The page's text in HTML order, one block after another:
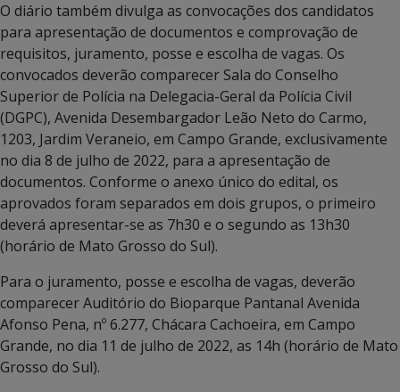
O diário também divulga as convocações dos candidatos
para apresentação de documentos e comprovação de
requisitos, juramento, posse e escolha de vagas. Os
convocados deverão comparecer Sala do Conselho
Superior de Polícia na Delegacia-Geral da Polícia Civil
(DGPC), Avenida Desembargador Leão Neto do Carmo,
1203, Jardim Veraneio, em Campo Grande, exclusivamente
no dia 8 de julho de 2022, para a apresentação de
documentos. Conforme o anexo único do edital, os
aprovados foram separados em dois grupos, o primeiro
deverá apresentar-se as 7h30 e o segundo as 13h30
(horário de Mato Grosso do Sul).
Para o juramento, posse e escolha de vagas, deverão
comparecer Auditório do Bioparque Pantanal Avenida
Afonso Pena, nº 6.277, Chácara Cachoeira, em Campo
Grande, no dia 11 de julho de 2022, as 14h (horário de Mato
Grosso do Sul).